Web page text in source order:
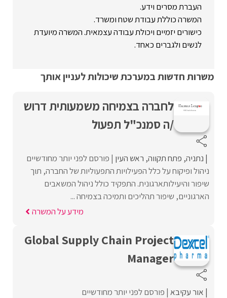
העברת מסרים וידע.
המשרה כוללת עבודת שטח ומשרד.
כישורים יזמיים ויכולת עבודה עצמאית. המשרה מיועדת
לנשים ולגברים כאחד.
משרות חדשות במערכת שיכולות לעניין אותך
לחברה בצמיחה משמעותית דרוש
/ה סמנכ"ל תפעול
נתניה פתח תקווה ראש העין פורסם לפני יותר מחודשיים
ניהול ופיקוח על כלל הפעילויות התפעוליות של החברה, תוך
שיפור והיעילותארגונית. התפקיד כולל ניהול המשאבים
הארגוניים, שיפור תהליכים ותמיכה בצמיחה ...
מידע על המשרה
Global Supply Chain Project
Manager
אור עקיבא פורסם לפני יותר מחודשיים